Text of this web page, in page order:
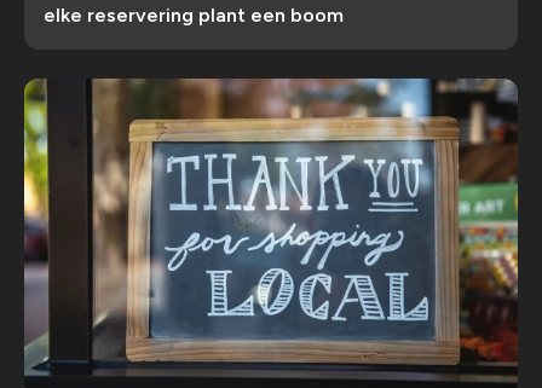
elke reservering plant een boom